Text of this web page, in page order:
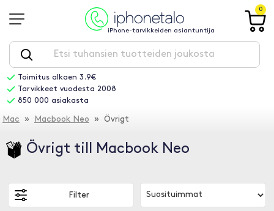
iPhone-tarvikkeiden asiantuntija
0
Toimitus alkaen 3.9€
Tarvikkeet vuodesta 2008
850 000 asiakasta
Mac » Macbook Neo » Övrigt
Övrigt till Macbook Neo
Filter